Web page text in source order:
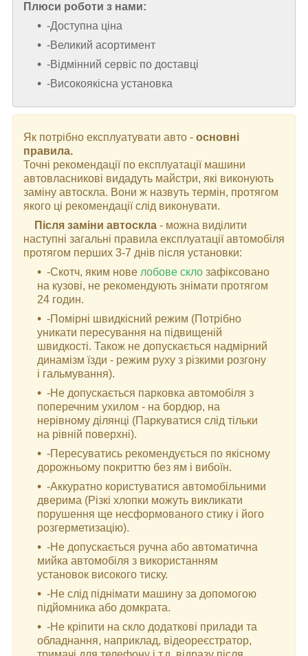
Плюси роботи з нами:
-Доступна ціна
-Великий асортимент
-Відмінний сервіс по доставці
-Високоякісна установка
Як потрібно експлуатувати авто - основні
правила.
Точні рекомендації по експлуатації машини
автовласникові видадуть майстри, які виконують
заміну автоскла. Вони ж назвуть термін, протягом
якого ці рекомендації слід виконувати.
Після заміни автоскла - можна виділити
наступні загальні правила експлуатації автомобіля
протягом перших 3-7 днів після установки:
-Скотч, яким нове лобове скло зафіксовано
на кузові, не рекомендують знімати протягом
24 годин.
-Помірні швидкісний режим (Потрібно
уникати пересування на підвищеній
швидкості. Також не допускається надмірний
динамізм їзди - режим руху з різкими розгону
і гальмування).
-Не допускається парковка автомобіля з
поперечним ухилом - на бордюр, на
нерівному ділянці (Паркуватися слід тільки
на рівній поверхні).
-Пересуватись рекомендується по якісному
дорожньому покриттю без ям і вибоїн.
-Аккуратно користуватися автомобільними
дверима (Різкі хлопки можуть викликати
порушення ще несформованого стику і його
розгерметизацію).
-Не допускається ручна або автоматична
мийка автомобіля з використанням
установок високого тиску.
-Не слід піднімати машину за допомогою
підйомника або домкрата.
-Не кріпити на скло додаткові прилади та
обладнання, наприклад, відеореєстратор,